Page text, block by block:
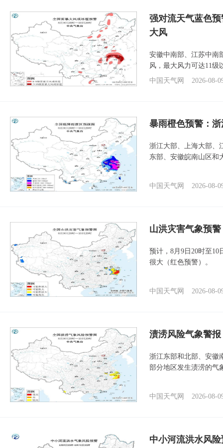
强对流天气蓝色
大风
安徽中南部、江苏中南
风，最大风力可达11级
中国天气网
2026-08-
暴雨橙色预警：
浙江大部、上海大部、
东部、安徽皖南山区和
中国天气网 2026-08-
山洪灾害气象预
预计，8月9日20时至
很大（红色预警）。
中国天气网 2026-08-
渍涝风险气象警
浙江东部和北部、安徽
部分地区发生渍涝的气
中国天气网 2026-08-
中小河流洪水风